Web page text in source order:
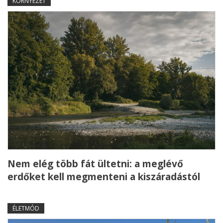
Nem elég több fát ültetni: a meglévő
erdőket kell megmenteni a kiszáradástól
ÉLETMÓD